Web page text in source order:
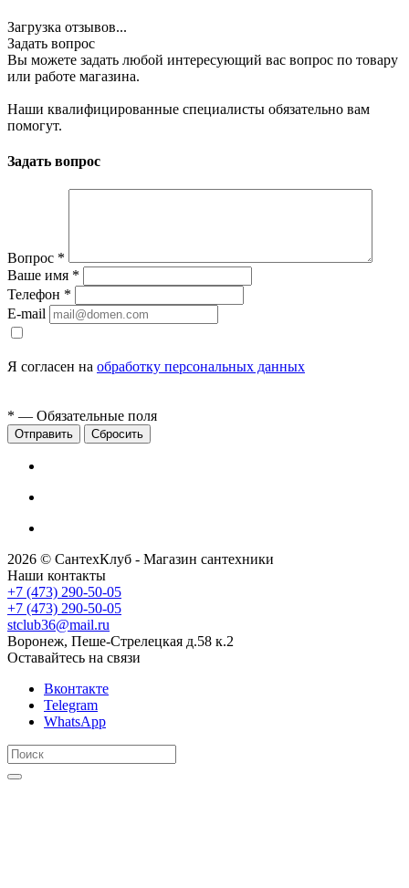
Загрузка отзывов...
Задать вопрос
Вы можете задать любой интересующий вас вопрос по товару
или работе магазина.
Наши квалифицированные специалисты обязательно вам
помогут.
Задать вопрос
Вопрос *
Ваше имя *
Телефон *
E-mail
Я согласен на обработку персональных данных
* — Обязательные поля
Сбросить
2026 © СантехКлуб - Магазин сантехники
Наши контакты
+7 (473) 290-50-05
+7 (473) 290-50-05
stclub36@mail.ru
Воронеж, Пеше-Стрелецкая д.58 к.2
Оставайтесь на связи
Вконтакте
Telegram
WhatsApp